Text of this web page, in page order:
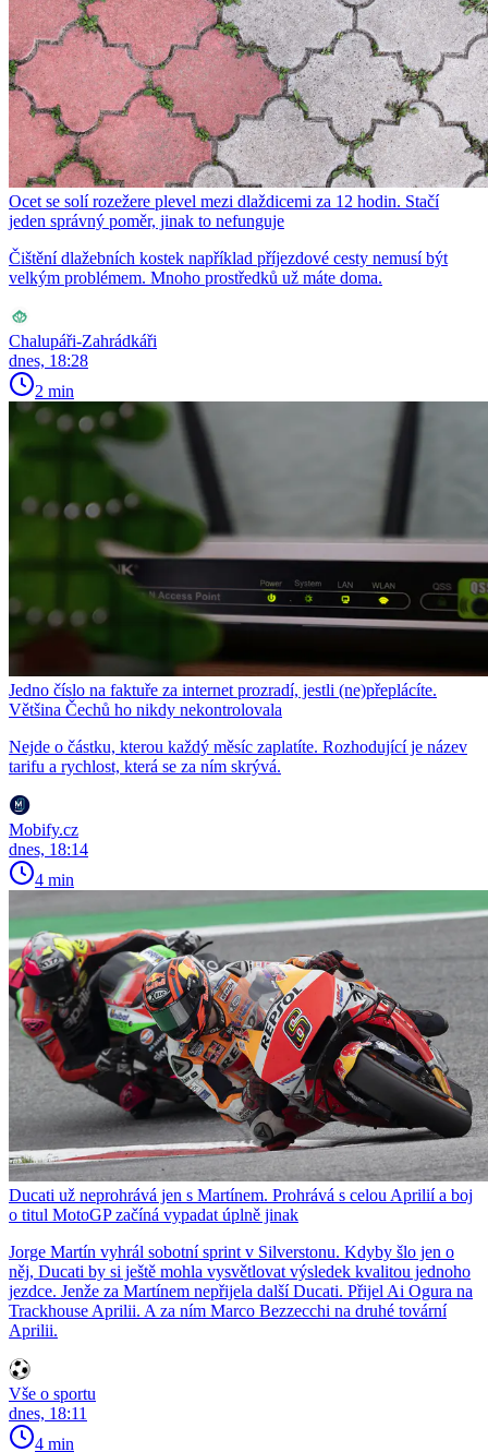
Ocet se solí rozežere plevel mezi dlaždicemi za 12 hodin. Stačí
jeden správný poměr, jinak to nefunguje
Čištění dlažebních kostek například příjezdové cesty nemusí být
velkým problémem. Mnoho prostředků už máte doma.
Chalupáři-Zahrádkáři
dnes, 18:28
2 min
Jedno číslo na faktuře za internet prozradí, jestli (ne)přeplácíte.
Většina Čechů ho nikdy nekontrolovala
Nejde o částku, kterou každý měsíc zaplatíte. Rozhodující je název
tarifu a rychlost, která se za ním skrývá.
Mobify.cz
dnes, 18:14
4 min
Ducati už neprohrává jen s Martínem. Prohrává s celou Aprilií a boj
o titul MotoGP začíná vypadat úplně jinak
Jorge Martín vyhrál sobotní sprint v Silverstonu. Kdyby šlo jen o
něj, Ducati by si ještě mohla vysvětlovat výsledek kvalitou jednoho
jezdce. Jenže za Martínem nepřijela další Ducati. Přijel Ai Ogura na
Trackhouse Aprilii. A za ním Marco Bezzecchi na druhé tovární
Aprilii.
Vše o sportu
dnes, 18:11
4 min